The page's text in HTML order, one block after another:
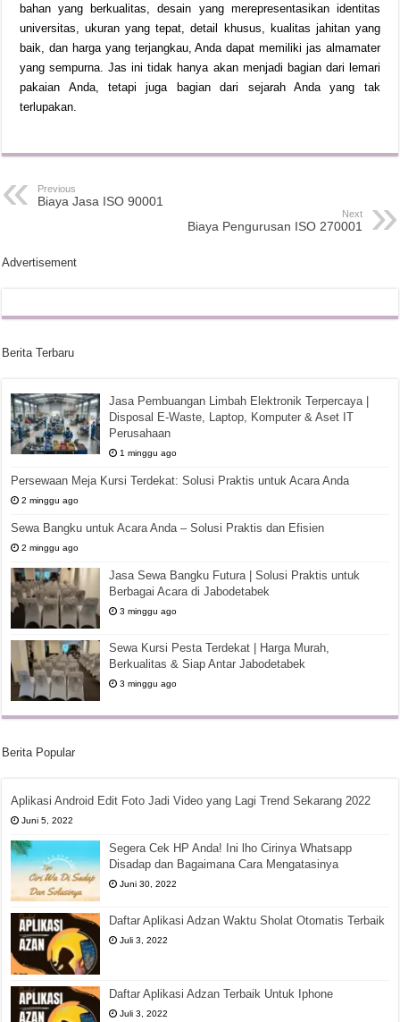
bahan yang berkualitas, desain yang merepresentasikan identitas
universitas, ukuran yang tepat, detail khusus, kualitas jahitan yang
baik, dan harga yang terjangkau, Anda dapat memiliki jas almamater
yang sempurna. Jas ini tidak hanya akan menjadi bagian dari lemari
pakaian Anda, tetapi juga bagian dari sejarah Anda yang tak
terlupakan.
Previous
Biaya Jasa ISO 90001
Next
Biaya Pengurusan ISO 270001
Advertisement
Berita Terbaru
Jasa Pembuangan Limbah Elektronik Terpercaya |
Disposal E-Waste, Laptop, Komputer & Aset IT
Perusahaan
1 minggu ago
Persewaan Meja Kursi Terdekat: Solusi Praktis untuk Acara Anda
2 minggu ago
Sewa Bangku untuk Acara Anda – Solusi Praktis dan Efisien
2 minggu ago
Jasa Sewa Bangku Futura | Solusi Praktis untuk
Berbagai Acara di Jabodetabek
3 minggu ago
Sewa Kursi Pesta Terdekat | Harga Murah,
Berkualitas & Siap Antar Jabodetabek
3 minggu ago
Berita Popular
Aplikasi Android Edit Foto Jadi Video yang Lagi Trend Sekarang 2022
Juni 5, 2022
Segera Cek HP Anda! Ini lho Cirinya Whatsapp
Disadap dan Bagaimana Cara Mengatasinya
Juni 30, 2022
Daftar Aplikasi Adzan Waktu Sholat Otomatis Terbaik
Juli 3, 2022
Daftar Aplikasi Adzan Terbaik Untuk Iphone
Juli 3, 2022